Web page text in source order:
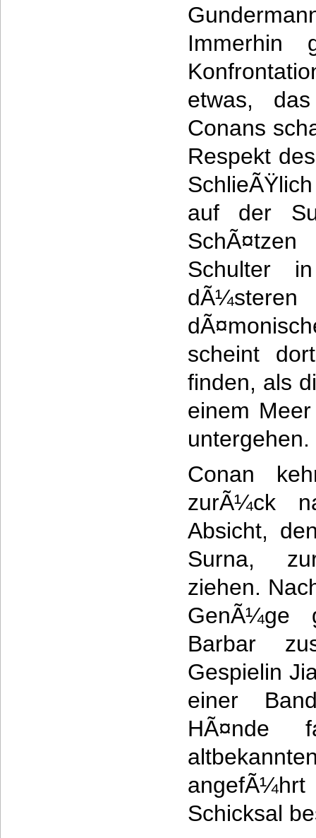
Immerhin
etwas,
Conans
Respekt
auf der
Schulter
scheint
finden, als
einem
untergehen.
Conan
zurÃ¼ck
Absicht,
Surna,
ziehen.
GenÃ¼ge
Barbar
Gespielin
einer
HÃ¤nde
Schicksal